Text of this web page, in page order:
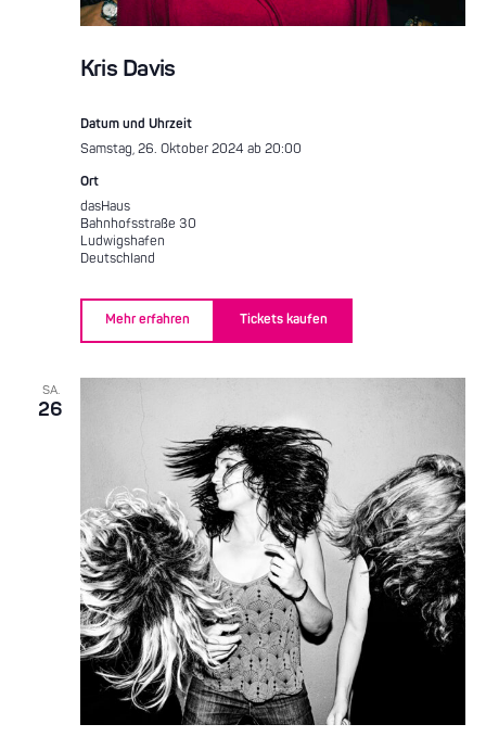
Kris Davis
Datum und Uhrzeit
Samstag, 26. Oktober 2024 ab 20:00
Ort
dasHaus
Bahnhofsstraße 30
Ludwigshafen
Deutschland
Mehr erfahren Tickets kaufen
SA.
26